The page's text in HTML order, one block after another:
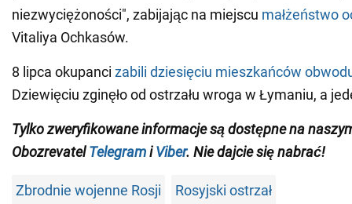
niezwyciężoności", zabijając na miejscu małżeństwo
Vitaliya Ochkasów.
8 lipca okupanci zabili dziesięciu mieszkańców
Dziewięciu zginęło od ostrzału wroga w Łymaniu, a
Tylko zweryfikowane informacje są dostępne na
ObozrevatelTelegramiViber. Nie dajcie się nabrać!
Zbrodnie wojenne Rosji Rosyjski ostrzał